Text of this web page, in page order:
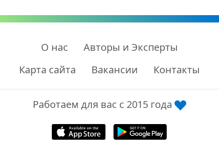
О нас
Авторы и Эксперты
Карта сайта
Вакансии Контакты
Работаем для вас с 2015 года